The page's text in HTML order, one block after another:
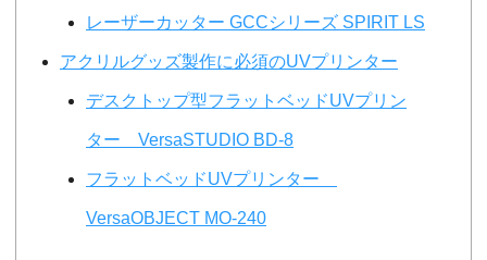
レーザーカッター GCCシリーズ SPIRIT LS
アクリルグッズ製作に必須のUVプリンター
デスクトップ型フラットベッドUVプリン
ター VersaSTUDIO BD-8
フラットベッドUVプリンター
VersaOBJECT MO-240